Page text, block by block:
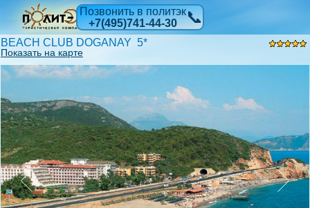
Позвонить в политэк
+7(495)741-44-30
📞
BEACH CLUB DOGANAY 5*
Показать на карте